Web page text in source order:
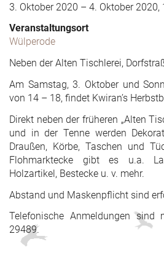
3. Oktober 2020 – 4. Oktober 2020,
Veranstaltungsort
Wülperode
Neben der Alten Tischlerei,
Am Samstag, 3. Oktober und
von 14 – 18, findet Kwiran’s
Direkt neben der früheren „Alten
und in der Tenne werden
Draußen, Körbe, Taschen und
Flohmarktecke gibt es u.a.
Holzartikel, Bestecke u. v. mehr.
Abstand und Maskenpflicht sind
Telefonische Anmeldungen sind
29489.